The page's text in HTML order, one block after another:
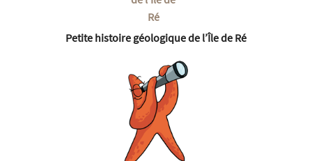
Petite histoire géologique de l’Île de Ré